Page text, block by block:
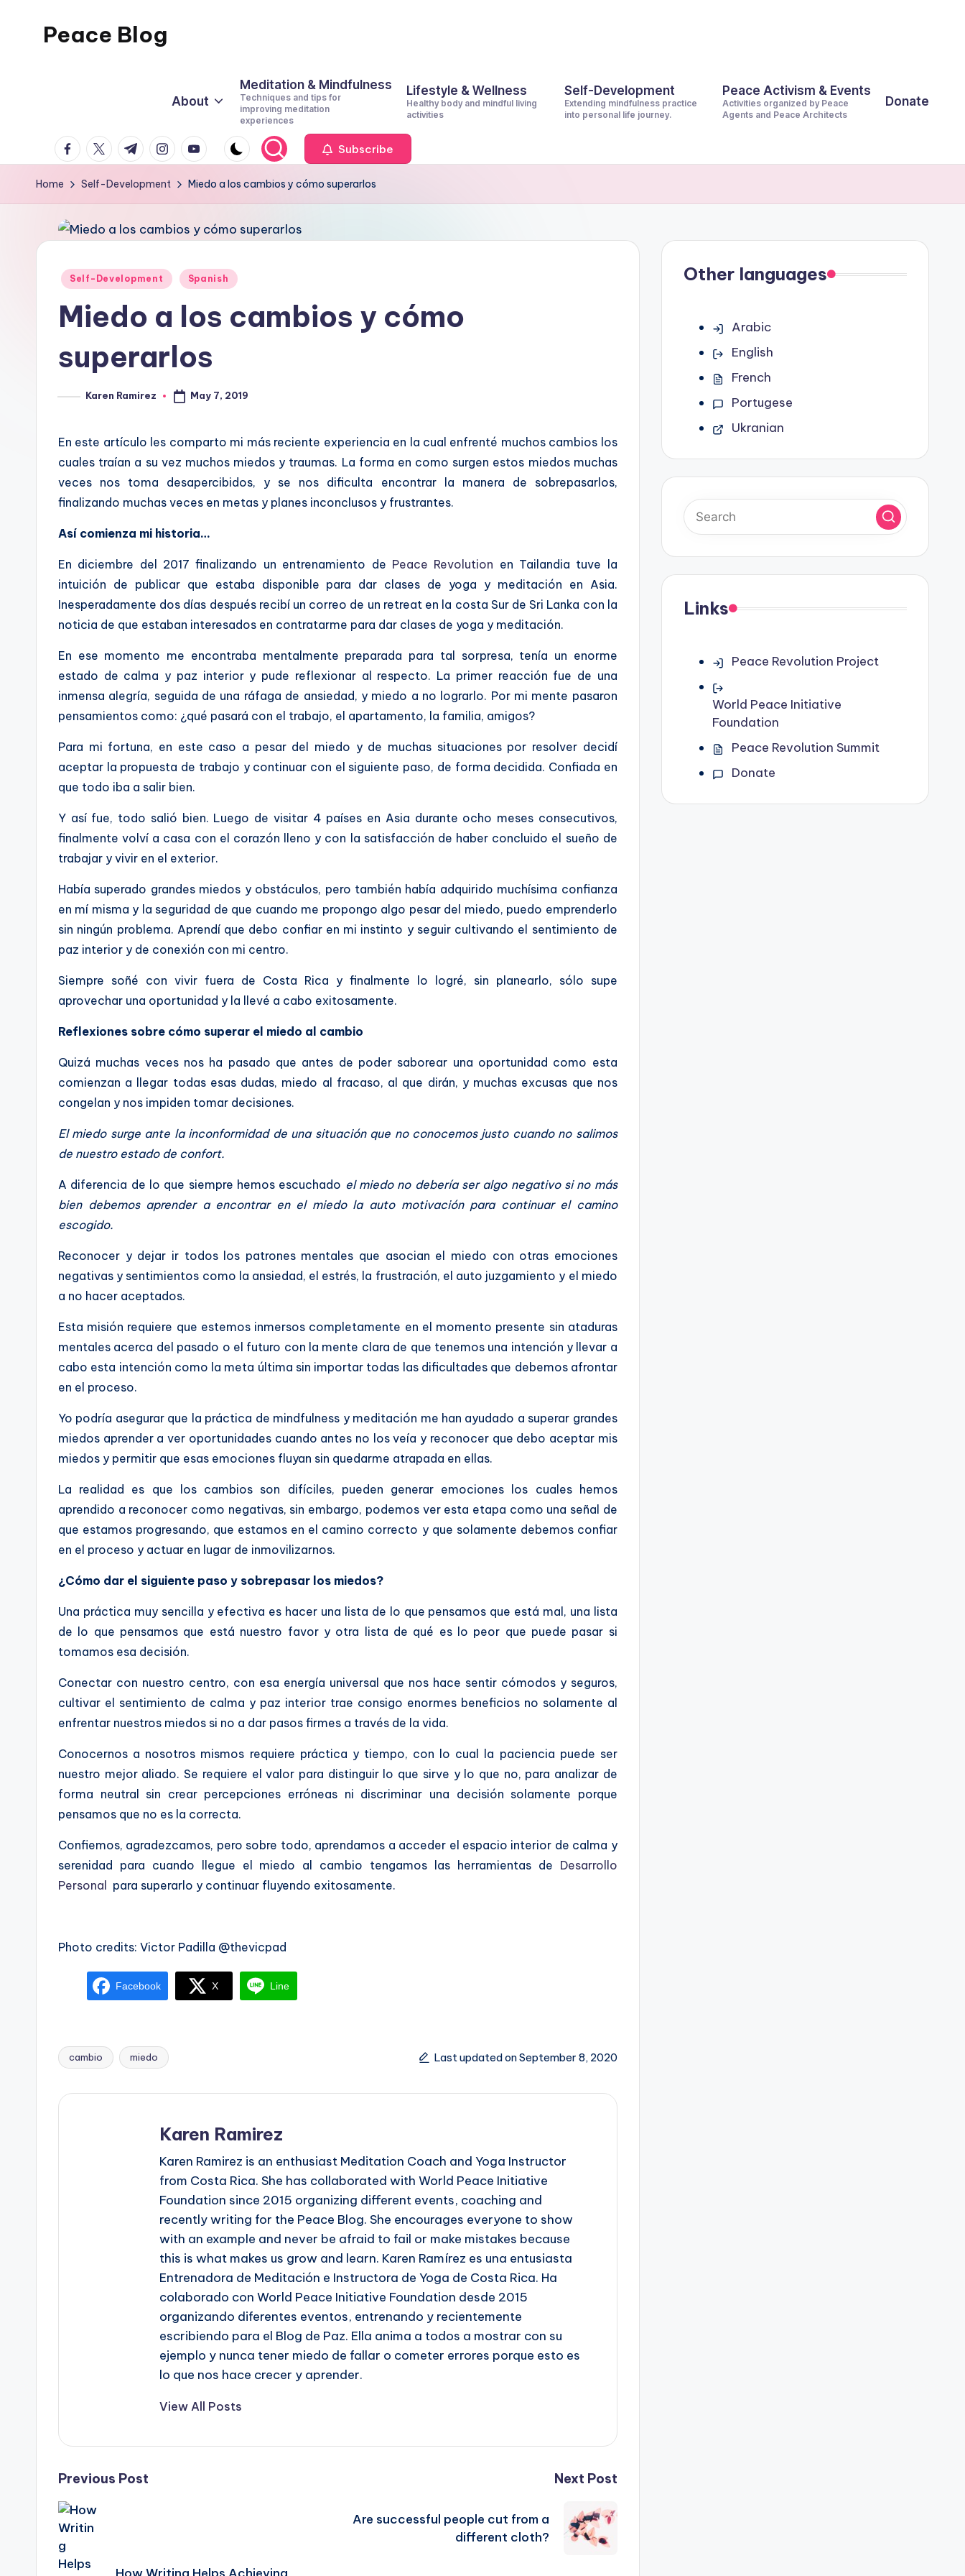
Peace Blog
This
About
Meditation & Mindfulness
Techniques and tips for
improving meditation
experiences
Lifestyle & Wellness
Healthy body and mindful living
activities
Self-Development
Extending mindfulness practice
into personal life journey.
Peace Activism & Events
Activities organized by Peace
Agents and Peace Architects
Donate
facebook.com
twitter.com
t.me instagram.com
youtube.com Subscribe
Home Self-Development Miedo a los cambios y cómo superarlos
Posted
Self-Development Spanish
Miedo a los cambios y cómo
superarlos
PostedKaren Ramirez May 7, 2019
En este artículo les comparto mi más reciente experiencia en la cual enfrenté muchos cambios los
cuales traían a su vez muchos miedos y traumas. La forma en como surgen estos miedos muchas
veces nos toma desapercibidos, y se nos dificulta encontrar la manera de sobrepasarlos,
finalizando muchas veces en metas y planes inconclusos y frustrantes.
Así comienza mi historia…
En diciembre del 2017 finalizando un entrenamiento de Peace Revolution en Tailandia tuve la
intuición de publicar que estaba disponible para dar clases de yoga y meditación en Asia.
Inesperadamente dos días después recibí un correo de un retreat en la costa Sur de Sri Lanka con la
noticia de que estaban interesados en contratarme para dar clases de yoga y meditación.
En ese momento me encontraba mentalmente preparada para tal sorpresa, tenía un enorme
estado de calma y paz interior y pude reflexionar al respecto. La primer reacción fue de una
inmensa alegría, seguida de una ráfaga de ansiedad, y miedo a no lograrlo. Por mi mente pasaron
pensamientos como: ¿qué pasará con el trabajo, el apartamento, la familia, amigos?
Para mi fortuna, en este caso a pesar del miedo y de muchas situaciones por resolver decidí
aceptar la propuesta de trabajo y continuar con el siguiente paso, de forma decidida. Confiada en
que todo iba a salir bien.
Y así fue, todo salió bien. Luego de visitar 4 países en Asia durante ocho meses consecutivos,
finalmente volví a casa con el corazón lleno y con la satisfacción de haber concluido el sueño de
trabajar y vivir en el exterior.
Había superado grandes miedos y obstáculos, pero también había adquirido muchísima confianza
en mí misma y la seguridad de que cuando me propongo algo pesar del miedo, puedo emprenderlo
sin ningún problema. Aprendí que debo confiar en mi instinto y seguir cultivando el sentimiento de
paz interior y de conexión con mi centro.
Siempre soñé con vivir fuera de Costa Rica y finalmente lo logré, sin planearlo, sólo supe
aprovechar una oportunidad y la llevé a cabo exitosamente.
Reflexiones sobre cómo superar el miedo al cambio
Quizá muchas veces nos ha pasado que antes de poder saborear una oportunidad como esta
comienzan a llegar todas esas dudas, miedo al fracaso, al que dirán, y muchas excusas que nos
congelan y nos impiden tomar decisiones.
El miedo surge ante la inconformidad de una situación que no conocemos justo cuando no salimos
de nuestro estado de confort.
A diferencia de lo que siempre hemos escuchado el miedo no debería ser algo negativo si no más
bien debemos aprender a encontrar en el miedo la auto motivación para continuar el camino
escogido.
Reconocer y dejar ir todos los patrones mentales que asocian el miedo con otras emociones
negativas y sentimientos como la ansiedad, el estrés, la frustración, el auto juzgamiento y el miedo
a no hacer aceptados.
Esta misión requiere que estemos inmersos completamente en el momento presente sin ataduras
mentales acerca del pasado o el futuro con la mente clara de que tenemos una intención y llevar a
cabo esta intención como la meta última sin importar todas las dificultades que debemos afrontar
en el proceso.
Yo podría asegurar que la práctica de mindfulness y meditación me han ayudado a superar grandes
miedos aprender a ver oportunidades cuando antes no los veía y reconocer que debo aceptar mis
miedos y permitir que esas emociones fluyan sin quedarme atrapada en ellas.
La realidad es que los cambios son difíciles, pueden generar emociones los cuales hemos
aprendido a reconocer como negativas, sin embargo, podemos ver esta etapa como una señal de
que estamos progresando, que estamos en el camino correcto y que solamente debemos confiar
en el proceso y actuar en lugar de inmovilizarnos.
¿Cómo dar el siguiente paso y sobrepasar los miedos?
Una práctica muy sencilla y efectiva es hacer una lista de lo que pensamos que está mal, una lista
de lo que pensamos que está nuestro favor y otra lista de qué es lo peor que puede pasar si
tomamos esa decisión.
Conectar con nuestro centro, con esa energía universal que nos hace sentir cómodos y seguros,
cultivar el sentimiento de calma y paz interior trae consigo enormes beneficios no solamente al
enfrentar nuestros miedos si no a dar pasos firmes a través de la vida.
Conocernos a nosotros mismos requiere práctica y tiempo, con lo cual la paciencia puede ser
nuestro mejor aliado. Se requiere el valor para distinguir lo que sirve y lo que no, para analizar de
forma neutral sin crear percepciones erróneas ni discriminar una decisión solamente porque
pensamos que no es la correcta.
Confiemos, agradezcamos, pero sobre todo, aprendamos a acceder el espacio interior de calma y
serenidad para cuando llegue el miedo al cambio tengamos las herramientas de Desarrollo
Personal para superarlo y continuar fluyendo exitosamente.
Photo credits: Victor Padilla @thevicpad
Facebook X Line
Tags:
cambio miedo Last updated on September 8, 2020
Karen Ramirez
Karen Ramirez is an enthusiast Meditation Coach and Yoga Instructor
from Costa Rica. She has collaborated with World Peace Initiative
Foundation since 2015 organizing different events, coaching and
recently writing for the Peace Blog. She encourages everyone to show
with an example and never be afraid to fail or make mistakes because
this is what makes us grow and learn. Karen Ramírez es una entusiasta
Entrenadora de Meditación e Instructora de Yoga de Costa Rica. Ha
colaborado con World Peace Initiative Foundation desde 2015
organizando diferentes eventos, entrenando y recientemente
escribiendo para el Blog de Paz. Ella anima a todos a mostrar con su
ejemplo y nunca tener miedo de fallar o cometer errores porque esto es
lo que nos hace crecer y aprender.
View All Posts
Post
navigation
Previous Post
How Writing Helps Achieving
Next Post
Are successful people cut from a
different cloth?
Other languages
Arabic
English
French
Portugese
Ukranian
Links
Peace Revolution Project
World Peace Initiative
Foundation
Peace Revolution Summit
Donate